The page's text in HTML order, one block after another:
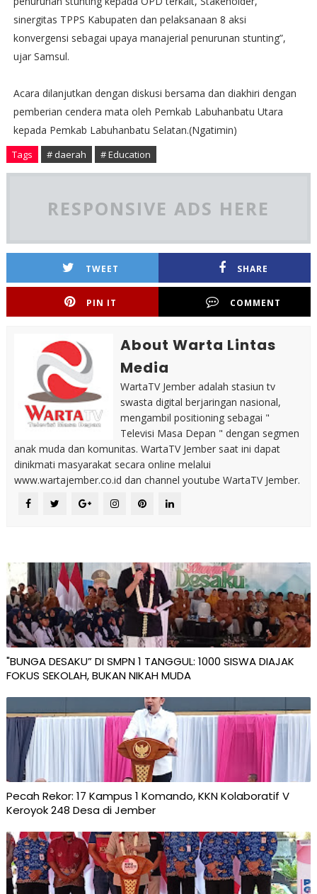
sinergitas TPPS Kabupaten dan pelaksanaan 8 aksi
konvergensi sebagai upaya manajerial penurunan stunting”,
ujar Samsul.
Acara dilanjutkan dengan diskusi bersama dan diakhiri dengan
pemberian cendera mata oleh Pemkab Labuhanbatu Utara
kepada Pemkab Labuhanbatu Selatan.(Ngatimin)
Tags # daerah # Education
RESPONSIVE ADS HERE
TWEET SHARE
PIN IT COMMENT
About Warta Lintas
Media
WartaTV Jember adalah stasiun tv
swasta digital berjaringan nasional,
mengambil positioning sebagai "
Televisi Masa Depan " dengan segmen
anak muda dan komunitas. WartaTV Jember saat ini dapat
dinikmati masyarakat secara online melalui
www.wartajember.co.id dan channel youtube WartaTV Jember.
"BUNGA DESAKU” DI SMPN 1 TANGGUL: 1000 SISWA DIAJAK
FOKUS SEKOLAH, BUKAN NIKAH MUDA
Pecah Rekor: 17 Kampus 1 Komando, KKN Kolaboratif V
Keroyok 248 Desa di Jember